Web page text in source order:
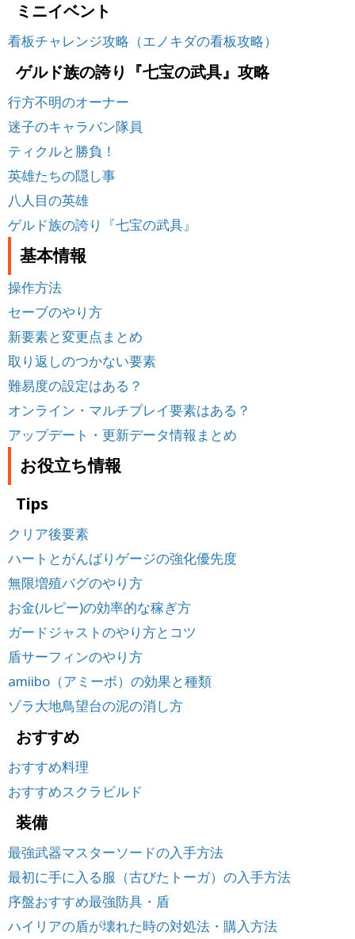
ミニイベント
看板チャレンジ攻略（エノキダの看板攻略）
ゲルド族の誇り『七宝の武具』攻略
行方不明のオーナー
迷子のキャラバン隊員
ティクルと勝負！
英雄たちの隠し事
八人目の英雄
ゲルド族の誇り『七宝の武具』
基本情報
操作方法
セーブのやり方
新要素と変更点まとめ
取り返しのつかない要素
難易度の設定はある？
オンライン・マルチプレイ要素はある？
アップデート・更新データ情報まとめ
お役立ち情報
Tips
クリア後要素
ハートとがんばりゲージの強化優先度
無限増殖バグのやり方
お金(ルピー)の効率的な稼ぎ方
ガードジャストのやり方とコツ
盾サーフィンのやり方
amiibo（アミーボ）の効果と種類
ゾラ大地鳥望台の泥の消し方
おすすめ
おすすめ料理
おすすめスクラビルド
装備
最強武器マスターソードの入手方法
最初に手に入る服（古びたトーガ）の入手方法
序盤おすすめ最強防具・盾
ハイリアの盾が壊れた時の対処法・購入方法